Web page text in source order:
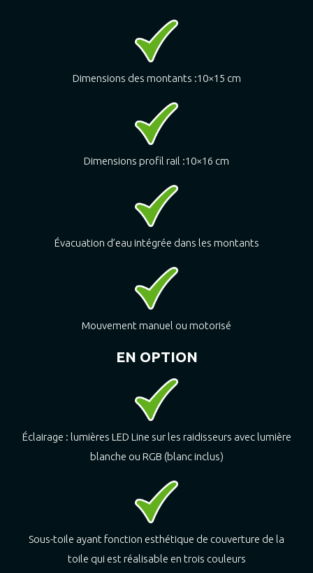
Dimensions des montants :10×15 cm
Dimensions profil rail :10×16 cm
Évacuation d’eau intégrée dans les montants
Mouvement manuel ou motorisé
EN OPTION
Éclairage : lumières LED Line sur les raidisseurs avec lumière
blanche ou RGB (blanc inclus)
Sous-toile ayant fonction esthétique de couverture de la
toile qui est réalisable en trois couleurs